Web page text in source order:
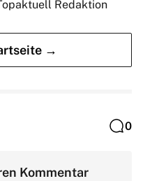
Redaktion
→
0
Kommentar